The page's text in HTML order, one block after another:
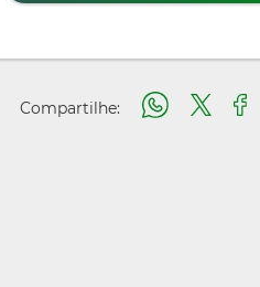
Compartilhe: